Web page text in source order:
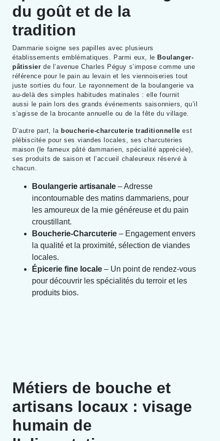
du goût et de la
tradition
Dammarie soigne ses papilles avec plusieurs
établissements emblématiques. Parmi eux, le Boulanger-
pâtissier de l’avenue Charles Péguy s’impose comme une
référence pour le pain au levain et les viennoiseries tout
juste sorties du four. Le rayonnement de la boulangerie va
au-delà des simples habitudes matinales : elle fournit
aussi le pain lors des grands événements saisonniers, qu’il
s’agisse de la brocante annuelle ou de la fête du village.
D’autre part, la boucherie-charcuterie traditionnelle est
plébiscitée pour ses viandes locales, ses charcuteries
maison (le fameux pâté dammarien, spécialité appréciée),
ses produits de saison et l’accueil chaleureux réservé à
chacun.
Boulangerie artisanale – Adresse
incontournable des matins dammariens, pour
les amoureux de la mie généreuse et du pain
croustillant.
Boucherie-Charcuterie – Engagement envers
la qualité et la proximité, sélection de viandes
locales.
Épicerie fine locale – Un point de rendez-vous
pour découvrir les spécialités du terroir et les
produits bios.
Métiers de bouche et
artisans locaux : visage
humain de